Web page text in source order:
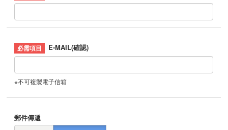
E-MAIL(確認)
※不可複製電子信箱
郵件傳遞